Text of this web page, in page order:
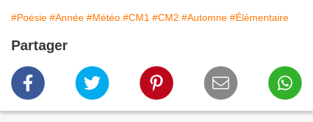
#Poésie #Année #Météo #CM1 #CM2 #Automne #Élémentaire
Partager